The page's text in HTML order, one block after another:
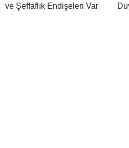
ve Şeffaflık Endişeleri Var